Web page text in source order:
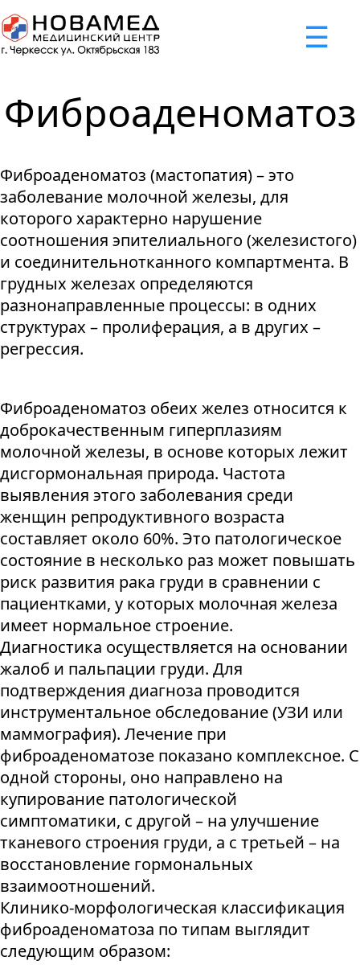
☰
x
Задать вопрос
Я принимаю"Cоглашение
об обработке персональных
данных."
Отправить вопрос
Успешно
Мы свяжемся с вами в ближайшее время
Неудача
Некорректно введен номер телефона
Неудача
Отклонена капча
Неудача
Не введено имя или вопрос
Неудача
Не принято соглашение
Фиброаденоматоз
Фиброаденоматоз (мастопатия) – это
заболевание молочной железы, для
которого характерно нарушение
соотношения эпителиального (железистого)
и соединительнотканного компартмента. В
грудных железах определяются
разнонаправленные процессы: в одних
структурах – пролиферация, а в других –
регрессия.
Фиброаденоматоз обеих желез относится к
доброкачественным гиперплазиям
молочной железы, в основе которых лежит
дисгормональная природа. Частота
выявления этого заболевания среди
женщин репродуктивного возраста
составляет около 60%. Это патологическое
состояние в несколько раз может повышать
риск развития рака груди в сравнении с
пациентками, у которых молочная железа
имеет нормальное строение.
Диагностика осуществляется на основании
жалоб и пальпации груди. Для
подтверждения диагноза проводится
инструментальное обследование (УЗИ или
маммография). Лечение при
фиброаденоматозе показано комплексное. С
одной стороны, оно направлено на
купирование патологической
симптоматики, с другой – на улучшение
тканевого строения груди, а с третьей – на
восстановление гормональных
взаимоотношений.
Клинико-морфологическая классификация
фиброаденоматоза по типам выглядит
следующим образом: